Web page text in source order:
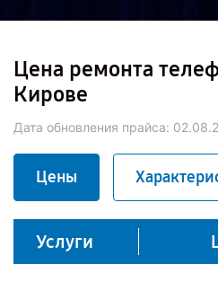
Цена ремонта
Кирове
Дата обновления прайса:
Цены
Услуги